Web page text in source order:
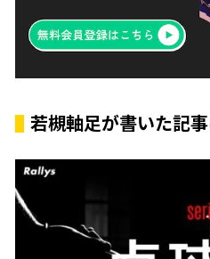
若槻軸足が書いた記